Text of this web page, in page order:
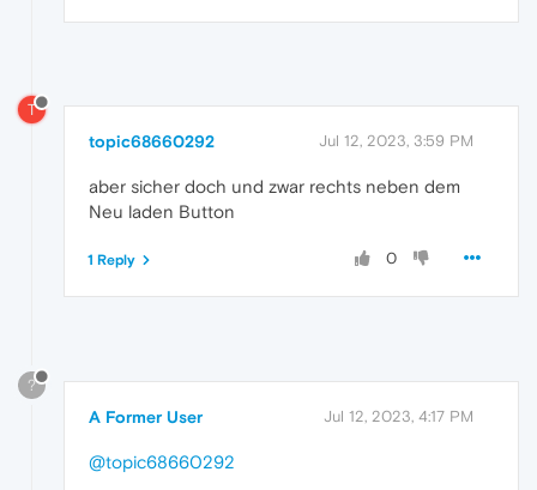
T
topic68660292 Jul 12, 2023, 3:59 PM
aber sicher doch und zwar rechts neben dem
Neu laden Button
0
1 Reply
?
A Former User Jul 12, 2023, 4:17 PM
@topic68660292